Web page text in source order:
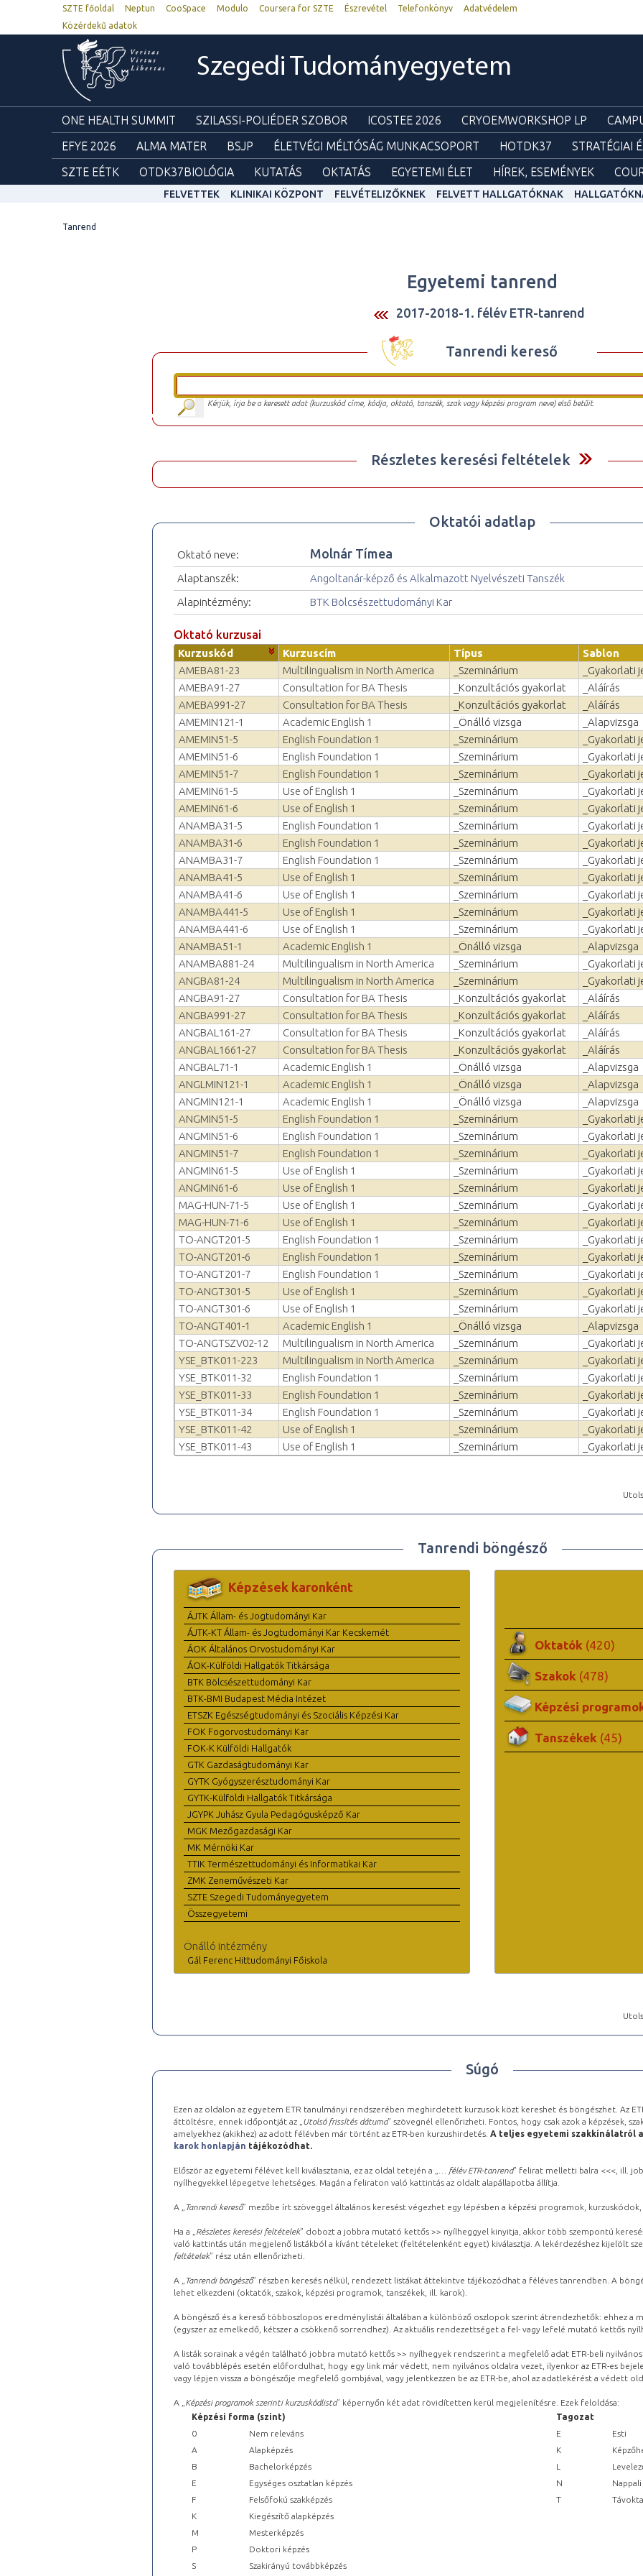
SZTE főoldal Neptun CooSpace Modulo Coursera for SZTE Észrevétel Telefonkönyv
Adatvédelem
Közérdekű adatok
Szegedi Tudományegyetem
ONE HEALTH SUMMIT SZILASSI-POLIÉDER SZOBOR ICOSTEE 2026 CRYOEMWORKSHOP LP
EFYE 2026
ALMA MATER BSJP ÉLETVÉGI MÉLTÓSÁG MUNKACSOPORT HOTDK37 STRATÉGIAI
SZTE EÉTK
OTDK37BIOLÓGIA KUTATÁS OKTATÁS EGYETEMI ÉLET HÍREK, ESEMÉNYEK
FELVETTEK KLINIKAI KÖZPONT FELVÉTELIZŐKNEK FELVETT HALLGATÓKNAK
Tanrend
Egyetemi tanrend
2017-2018-1. félév ETR-tanrend
Tanrendi kereső
Kérjük, írja be a keresett adat (kurzuskód címe, kódja, oktató, tanszék, szak vagy képzési program neve) első betűit.
Részletes keresési feltételek
Oktatói adatlap
Oktató neve: Molnár Tímea
Alaptanszék:
Angoltanár-képző és Alkalmazott Nyelvészeti Tanszék
Alapintézmény:
BTK Bölcsészettudományi Kar
Oktató kurzusai
Kurzuskód Kurzuscím Típus Sablon
AMEBA81-23
Multilingualism in North America _Szeminárium
_Gyakorlati
AMEBA91-27
Consultation for BA Thesis _Konzultációs gyakorlat
_Aláírás
AMEBA991-27
Consultation for BA Thesis _Konzultációs gyakorlat
_Aláírás
AMEMIN121-1
Academic English 1 _Önálló vizsga
_Alapvizsga
AMEMIN51-5
English Foundation 1 _Szeminárium
_Gyakorlati
AMEMIN51-6
English Foundation 1 _Szeminárium
_Gyakorlati
AMEMIN51-7
English Foundation 1 _Szeminárium
_Gyakorlati
AMEMIN61-5
Use of English 1 _Szeminárium
_Gyakorlati
AMEMIN61-6
Use of English 1 _Szeminárium
_Gyakorlati
ANAMBA31-5
English Foundation 1 _Szeminárium
_Gyakorlati
ANAMBA31-6
English Foundation 1 _Szeminárium
_Gyakorlati
ANAMBA31-7
English Foundation 1 _Szeminárium
_Gyakorlati
ANAMBA41-5
Use of English 1 _Szeminárium
_Gyakorlati
ANAMBA41-6
Use of English 1 _Szeminárium
_Gyakorlati
ANAMBA441-5
Use of English 1 _Szeminárium
_Gyakorlati
ANAMBA441-6
Use of English 1 _Szeminárium
_Gyakorlati
ANAMBA51-1
Academic English 1 _Önálló vizsga
_Alapvizsga
ANAMBA881-24
Multilingualism in North America _Szeminárium
_Gyakorlati
ANGBA81-24
Multilingualism in North America _Szeminárium
_Gyakorlati
ANGBA91-27
Consultation for BA Thesis _Konzultációs gyakorlat
_Aláírás
ANGBA991-27
Consultation for BA Thesis _Konzultációs gyakorlat
_Aláírás
ANGBAL161-27
Consultation for BA Thesis _Konzultációs gyakorlat
_Aláírás
ANGBAL1661-27
Consultation for BA Thesis _Konzultációs gyakorlat
_Aláírás
ANGBAL71-1
Academic English 1 _Önálló vizsga
_Alapvizsga
ANGLMIN121-1
Academic English 1 _Önálló vizsga
_Alapvizsga
ANGMIN121-1
Academic English 1 _Önálló vizsga
_Alapvizsga
ANGMIN51-5
English Foundation 1 _Szeminárium
_Gyakorlati
ANGMIN51-6
English Foundation 1 _Szeminárium
_Gyakorlati
ANGMIN51-7
English Foundation 1 _Szeminárium
_Gyakorlati
ANGMIN61-5
Use of English 1 _Szeminárium
_Gyakorlati
ANGMIN61-6
Use of English 1 _Szeminárium
_Gyakorlati
MAG-HUN-71-5
Use of English 1 _Szeminárium
_Gyakorlati
MAG-HUN-71-6
Use of English 1 _Szeminárium
_Gyakorlati
TO-ANGT201-5
English Foundation 1 _Szeminárium
_Gyakorlati
TO-ANGT201-6
English Foundation 1 _Szeminárium
_Gyakorlati
TO-ANGT201-7
English Foundation 1 _Szeminárium
_Gyakorlati
TO-ANGT301-5
Use of English 1 _Szeminárium
_Gyakorlati
TO-ANGT301-6
Use of English 1 _Szeminárium
_Gyakorlati
TO-ANGT401-1
Academic English 1 _Önálló vizsga
_Alapvizsga
TO-ANGTSZV02-12
Multilingualism in North America _Szeminárium
_Gyakorlati
YSE_BTK011-223
Multilingualism in North America _Szeminárium
_Gyakorlati
YSE_BTK011-32
English Foundation 1 _Szeminárium
_Gyakorlati
YSE_BTK011-33
English Foundation 1 _Szeminárium
_Gyakorlati
YSE_BTK011-34
English Foundation 1 _Szeminárium
_Gyakorlati
YSE_BTK011-42
Use of English 1 _Szeminárium
_Gyakorlati
YSE_BTK011-43
Use of English 1 _Szeminárium _Gyakorlati
Tanrendi böngésző
Képzések karonként
ÁJTK Állam- és Jogtudományi Kar
ÁJTK-KT Állam- és Jogtudományi Kar Kecskemét
ÁOK Általános Orvostudományi Kar
ÁOK-Külföldi Hallgatók Titkársága
BTK Bölcsészettudományi Kar
BTK-BMI Budapest Média Intézet
ETSZK Egészségtudományi és Szociális Képzési Kar
FOK Fogorvostudományi Kar
FOK-K Külföldi Hallgatók
GTK Gazdaságtudományi Kar
GYTK Gyógyszerésztudományi Kar
GYTK-Külföldi Hallgatók Titkársága
JGYPK Juhász Gyula Pedagógusképző Kar
MGK Mezőgazdasági Kar
MK Mérnöki Kar
TTIK Természettudományi és Informatikai Kar
ZMK Zeneművészeti Kar
SZTE Szegedi Tudományegyetem
Összegyetemi
Önálló intézmény
Gál Ferenc Hittudományi Főiskola
Oktatók (420)
Szakok (478)
Képzési
Tanszékek (45)
Súgó
Ezen az oldalon az egyetem ETR tanulmányi rendszerében meghirdetett kurzusok közt kereshet és böngészhet. Az
áttöltésre, ennek időpontját az „ Utolsó frissítés dátuma” szövegnél ellenőrizheti. Fontos, hogy csak azok a képzések,
amelyekhez (akikhez) az adott félévben már történt az ETR-ben kurzushirdetés. A teljes egyetemi szakkínálatról a
karok honlapján tájékozódhat.
Először az egyetemi félévet kell kiválasztania, ez az oldal tetején a „ … félév ETR-tanrend” felirat melletti balra <<<, ill.
nyílhegyekkel lépegetve lehetséges. Magán a feliraton való kattintás az oldalt alapállapotba állítja.
A „ Tanrendi kereső” mezőbe írt szöveggel általános keresést végezhet egy lépésben a képzési programok,
Ha a „ Részletes keresési feltételek” dobozt a jobbra mutató kettős >> nyílheggyel kinyitja, akkor több szempontú
való kattintás után megjelenő listákból a kívánt tételeket (feltételenként egyet) kiválasztja. A lekérdezéshez kijelölt
feltételek” rész után ellenőrizheti.
A „ Tanrendi böngésző” részben keresés nélkül, rendezett listákat áttekintve tájékozódhat a féléves tanrendben. A
lehet elkezdeni (oktatók, szakok, képzési programok, tanszékek, ill. karok).
A böngésző és a kereső többoszlopos eredménylistái általában a különböző oszlopok szerint átrendezhetők: ehhez a
(egyszer az emelkedő, kétszer a csökkenő sorrendhez). Az aktuális rendezettséget a fel- vagy lefelé mutató kettős
A listák sorainak a végén található jobbra mutató kettős >> nyílhegyek rendszerint a megfelelő adat ETR-beli
való továbblépés esetén előfordulhat, hogy egy link már védett, nem nyilvános oldalra vezet, ilyenkor az ETR-es
vagy lépjen vissza a böngészője megfelelő gombjával, vagy jelentkezzen be az ETR-be, ahol az adatlekérést a védett
A „ Képzési programok szerinti kurzuskódlista” képernyőn két adat rövidítetten kerül megjelenítésre. Ezek feloldása:
Képzési forma (szint)
Tagozat
0
Nem releváns E
Esti
A
Alapképzés K
B
Bachelorképzés L
E
Egységes osztatlan képzés N
Nappali
F
Felsőfokú szakképzés T
K
Kiegészítő alapképzés
M
Mesterképzés
P
Doktori képzés
S
Szakirányú továbbképzés